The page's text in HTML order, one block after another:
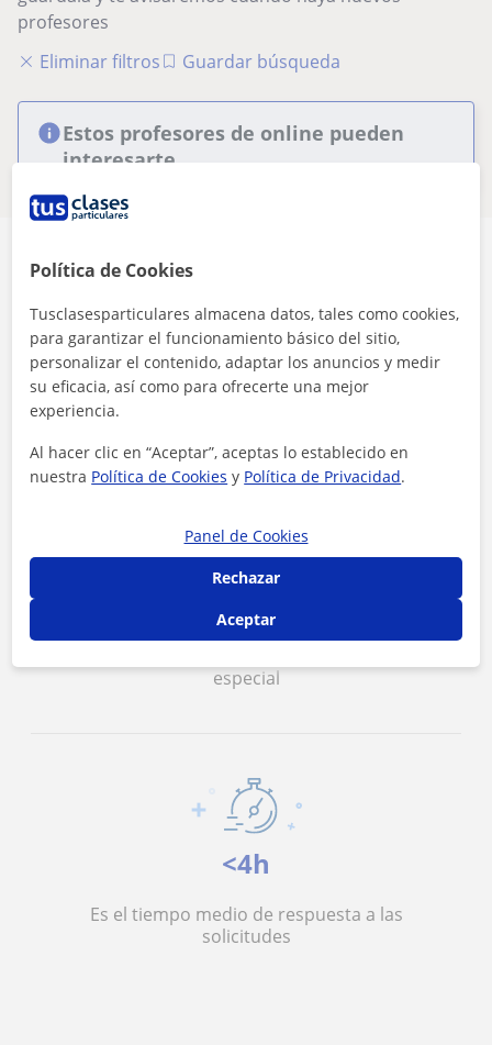
profesores
Eliminar filtros
Guardar búsqueda
Estos profesores de online pueden
interesarte
Seguridad
Contacta con los profesores mediante nuestra
13 €/h
especial
<4h
Es el tiempo medio de respuesta a las
solicitudes
Política de Cookies
Tusclasesparticulares almacena datos, tales como cookies,
para garantizar el funcionamiento básico del sitio,
personalizar el contenido, adaptar los anuncios y medir
su eficacia, así como para ofrecerte una mejor
experiencia.
Al hacer clic en “Aceptar”, aceptas lo establecido en
nuestra Política de Cookies y Política de Privacidad.
Panel de Cookies
Rechazar
Aceptar